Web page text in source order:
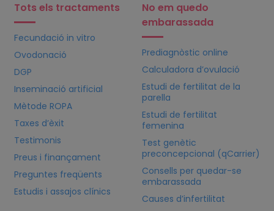
Tots els tractaments
Fecundació in vitro
Ovodonació
DGP
Inseminació artificial
Mètode ROPA
Taxes d’èxit
Testimonis
Preus i finançament
Preguntes freqüents
Estudis i assajos clínics
No em quedo
embarassada
Prediagnòstic online
Calculadora d’ovulació
Estudi de fertilitat de la
parella
Estudi de fertilitat
femenina
Test genètic
preconcepcional (qCarrier)
Consells per quedar-se
embarassada
Causes d’infertilitat